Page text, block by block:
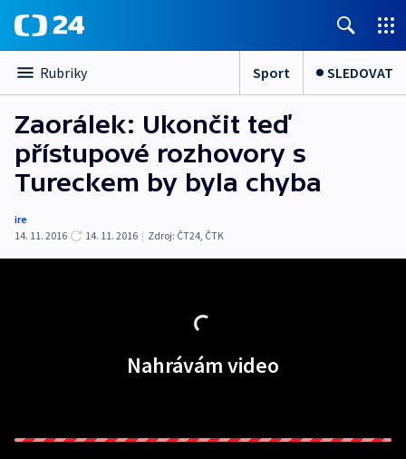
Rubriky Sport SLEDOVAT
Zaorálek: Ukončit teď
přístupové rozhovory s
Tureckem by byla chyba
ire
14. 11. 2016
14. 11. 2016 | Zdroj: ČT24, ČTK
Nahrávám video